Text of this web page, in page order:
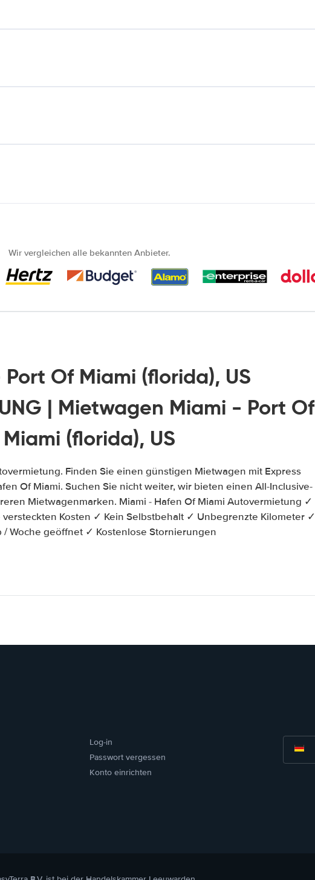
Wir vergleichen alle bekannten Anbieter.
Of Miami (florida), US
| Mietwagen Miami - Port Of
Miami (florida), US
Finden Sie einen günstigen Mietwagen mit Express
Of Miami. Suchen Sie nicht weiter, wir bieten einen All-Inclusive-
Mietwagenmarken. Miami - Hafen Of Miami Autovermietung ✓
Kosten ✓ Kein Selbstbehalt ✓ Unbegrenzte Kilometer ✓
/ Woche geöffnet ✓ Kostenlose Stornierungen
Log-in
Passwort vergessen
Konto einrichten